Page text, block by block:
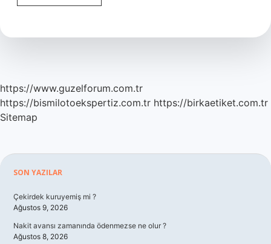
Sağlığı
https://www.guzelforum.com.tr
https://bismilotoekspertiz.com.tr https://birkaetiket.com.tr
Sitemap
Sidebar
SON YAZILAR
Çekirdek kuruyemiş mi ?
Ağustos 9, 2026
Nakit avansı zamanında ödenmezse ne olur ?
Ağustos 8, 2026